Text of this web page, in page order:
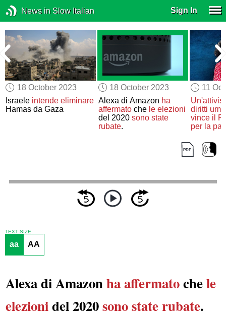
News in Slow Italian Sign In
18 October 2023
Israele intende eliminare
Hamas da Gaza
18 October 2023
Alexa di Amazon ha
affermatoche le elezioni
del 2020 sono state
rubate.
11
diritti
vince il
per la
TEXT SIZE
aa AA
Alexa di Amazonha affermatochele
elezionidel 2020sono state rubate.